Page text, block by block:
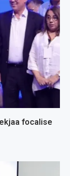
focalise